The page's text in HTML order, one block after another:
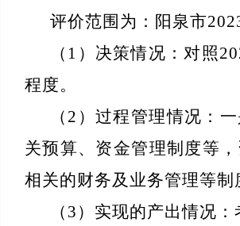
评价范围为：阳泉市
（1）决策情况：对照
程度。
（2）过程管理情况：
关预算、资金管理制度等
相关的财务及业务管理等
（3）实现的产出情况